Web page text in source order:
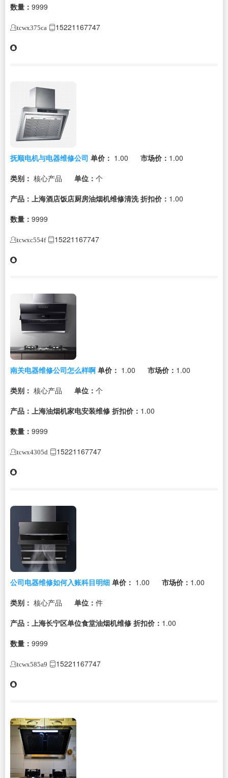
数量： 9999
tcwx375ca 15221167747
抚顺电机与电器维修公司 单价： 1.00 市场价： 1.00
类别： 核心产品 单位： 个
产品：上海酒店饭店厨房油烟机维修清洗 折扣价： 1.00
数量： 9999
tcwxc554f 15221167747
南关电器维修公司怎么样啊 单价： 1.00 市场价： 1.00
类别： 核心产品 单位： 个
产品：上海油烟机家电安装维修 折扣价： 1.00
数量： 9999
tcwx4305d 15221167747
公司电器维修如何入账科目明细 单价： 1.00 市场价： 1.00
类别： 核心产品 单位： 件
产品：上海长宁区单位食堂油烟机维修 折扣价： 1.00
数量： 9999
tcwx585a9 15221167747